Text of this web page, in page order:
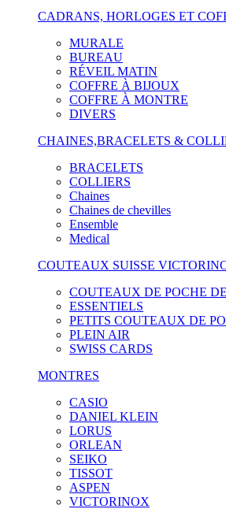
CADRANS, HORLOGES ET
MURALE
BUREAU
RÉVEIL MATIN
COFFRE À BIJOUX
COFFRE À MONTRE
DIVERS
CHAINES,BRACELETS &
BRACELETS
COLLIERS
Chaines
Chaines de chevilles
Ensemble
Medical
COUTEAUX SUISSE
COUTEAUX DE POCHE
ESSENTIELS
PETITS COUTEAUX DE
PLEIN AIR
SWISS CARDS
MONTRES
CASIO
DANIEL KLEIN
LORUS
ORLEAN
SEIKO
TISSOT
ASPEN
VICTORINOX